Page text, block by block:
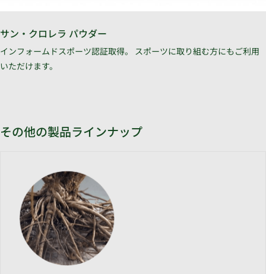
サン・クロレラ パウダー
インフォームドスポーツ認証取得。 スポーツに取り組む方にもご利用
いただけます。
その他の製品ラインナップ